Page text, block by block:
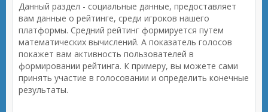
Данный раздел - социальные данные, предоставляет
вам данные о рейтинге, среди игроков нашего
платформы. Средний рейтинг формируется путем
математических вычислений. А показатель голосов
покажет вам активность пользователей в
формировании рейтинга. К примеру, вы можете сами
принять участие в голосовании и определить конечные
результаты.